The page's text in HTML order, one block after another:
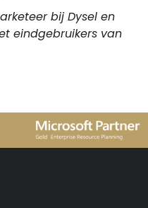
bij Dysel en
eindgebruikers van